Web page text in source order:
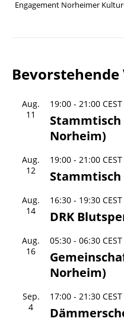
Engagement Norheimer
Aug.
11
19:00 - 21:00 CEST
Stammtisch
Norheim)
Aug.
12
19:00 - 21:00 CEST
Aug.
14
16:30 - 19:30 CEST
DRK
Aug.
16
05:30 - 06:30 CEST
Norheim)
Sep.
4
17:00 - 21:30 CEST